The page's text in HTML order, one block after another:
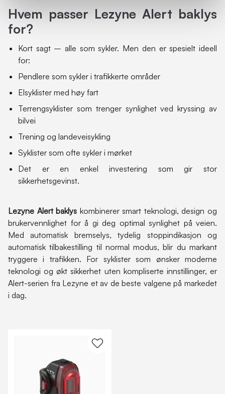
Hvem passer Lezyne Alert baklys
for?
Kort sagt – alle som sykler. Men den er spesielt ideell
for:
Pendlere som sykler i trafikkerte områder
Elsyklister med høy fart
Terrengsyklister som trenger synlighet ved kryssing av
bilvei
Trening og landeveisykling
Syklister som ofte sykler i mørket
Det er en enkel investering som gir stor
sikkerhetsgevinst.
Lezyne Alert baklys kombinerer smart teknologi, design og
brukervennlighet for å gi deg optimal synlighet på veien.
Med automatisk bremselys, tydelig stoppindikasjon og
automatisk tilbakestilling til normal modus, blir du markant
tryggere i trafikken. For syklister som ønsker moderne
teknologi og økt sikkerhet uten kompliserte innstillinger, er
Alert-serien fra Lezyne et av de beste valgene på markedet
i dag.